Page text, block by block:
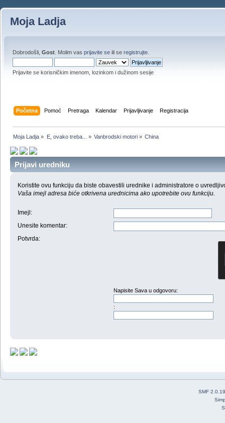
Moja Ladja
Dobrodošli, Gost . Molim vas prijavite se ili se registrujte
Prijavite se korisničkim imenom, lozinkom i dužinom sesije
Početna Pomoć Pretraga Kalendar Prijavljivanje Registracija
Moja Ladja » E, ovako treba... » Vanbrodski motori» China
Prijavi uredniku
Koristite ovu funkciju da biste obavestili urednike i administratore o
Vaša imejl adresa biće otkrivena urednicima ako upotrebite ovu funkciju.
Imejl :
Unesite komentar:
Potvrda:
Napisite Sava u odgovoru:
:
SMF 2.0.19